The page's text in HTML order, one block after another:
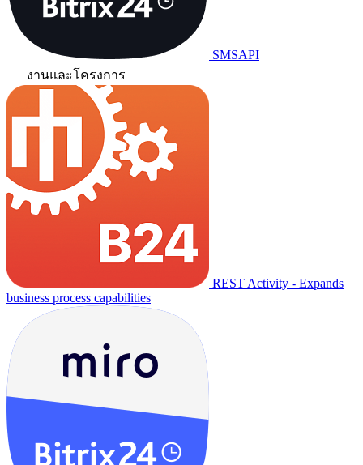
SMSAPI
งานและโครงการ
REST Activity - Expands
business process capabilities